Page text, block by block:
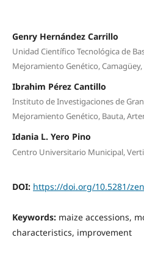
Genry Hernández Carrillo
Unidad Científico Tecnológica de
Mejoramiento Genético, Camagüey,
Ibrahim Pérez Cantillo
Instituto de Investigaciones de
Mejoramiento Genético, Bauta,
Idania L. Yero Pino
Centro Universitario Municipal,
DOI: https://doi.org/10.5281/
Keywords: maize accessions,
characteristics, improvement